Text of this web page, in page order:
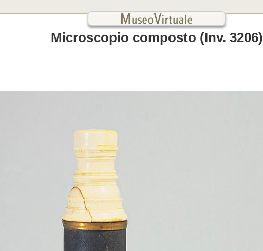
Microscopio composto (Inv. 3206)